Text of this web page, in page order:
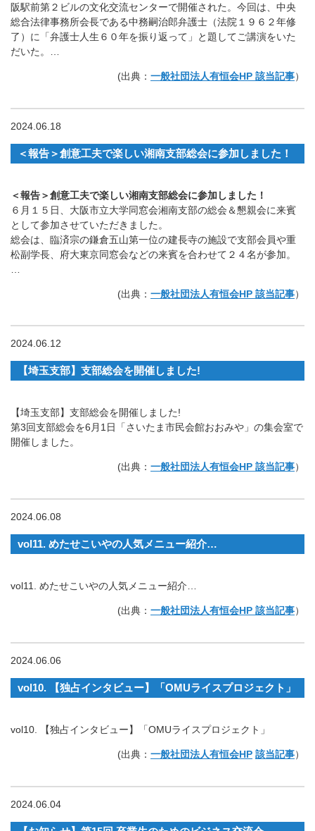
阪駅前第２ビルの文化交流センターで開催された。今回は、中央
総合法律事務所会長である中務嗣治郎弁護士（法院１９６２年修
了）に「弁護士人生６０年を振り返って」と題してご講演をいた
だいた。…
(出典： 一般社団法人有恒会HP 該当記事）
2024.06.18
＜報告＞創意工夫で楽しい湘南支部総会に参加しました！
＜報告＞創意工夫で楽しい湘南支部総会に参加しました！
６月１５日、大阪市立大学同窓会湘南支部の総会＆懇親会に来賓
として参加させていただきました。
総会は、臨済宗の鎌倉五山第一位の建長寺の施設で支部会員や重
松副学長、府大東京同窓会などの来賓を合わせて２４名が参加。
(出典： 一般社団法人有恒会HP 該当記事）
2024.06.12
【埼玉支部】支部総会を開催しました!
【埼玉支部】支部総会を開催しました!
第3回支部総会を6月1日「さいたま市民会館おおみや」の集会室で
開催しました。
(出典： 一般社団法人有恒会HP 該当記事）
2024.06.08
vol11. めたせこいやの人気メニュー紹介…
vol11. めたせこいやの人気メニュー紹介…
(出典： 一般社団法人有恒会HP 該当記事）
2024.06.06
vol10. 【独占インタビュー】「OMUライスプロジェクト」
vol10. 【独占インタビュー】「OMUライスプロジェクト」
(出典： 一般社団法人有恒会HP 該当記事）
2024.06.04